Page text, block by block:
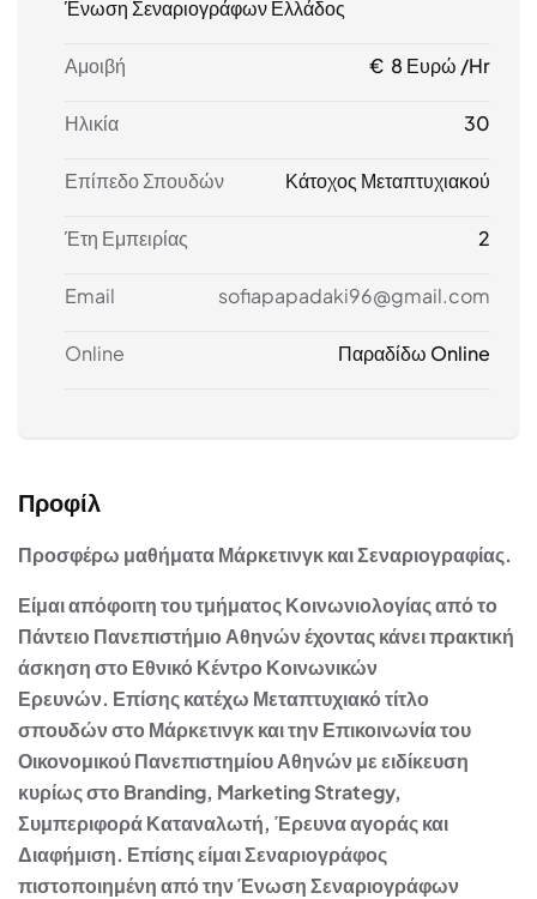
Ένωση Σεναριογράφων Ελλάδος
Αμοιβή € 8 Ευρώ /hr
Ηλικία 30
Επίπεδο Σπουδών Κάτοχος Μεταπτυχιακού
Έτη Εμπειρίας 2
Email sofiapapadaki96@gmail.com
Online Παραδίδω Online
Προφίλ
Προσφέρω μαθήματα Μάρκετινγκ και Σεναριογραφίας.
Είμαι απόφοιτη του τμήματος Κοινωνιολογίας από το
Πάντειο Πανεπιστήμιο Αθηνών έχοντας κάνει πρακτική
άσκηση στο Εθνικό Κέντρο Κοινωνικών
Ερευνών. Επίσης κατέχω Μεταπτυχιακό τίτλο
σπουδών στο Μάρκετινγκ και την Επικοινωνία του
Οικονομικού Πανεπιστημίου Αθηνών με ειδίκευση
κυρίως στο Branding, Marketing Strategy,
Συμπεριφορά Καταναλωτή, Έρευνα αγοράς και
Διαφήμιση. Επίσης είμαι Σεναριογράφος
πιστοποιημένη από την Ένωση Σεναριογράφων